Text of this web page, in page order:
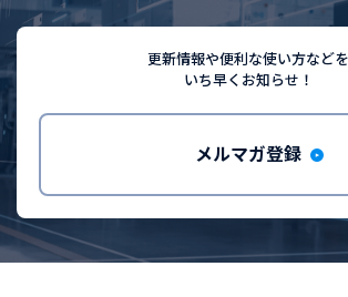
更新情報や便利な使い方などを
いち早くお知らせ！
メルマガ登録